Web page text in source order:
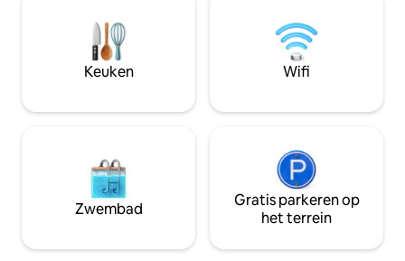
ontspannende schaduwrijke
zitplaatsen. Het is een unieke
accommodatie om je vakantie speciaal
en onvergetelijk te maken.
beste van
Uitstekende
Londen en
perfecte
Keuken Wifi
Zwembad
Gratis parkeren op
het terrein